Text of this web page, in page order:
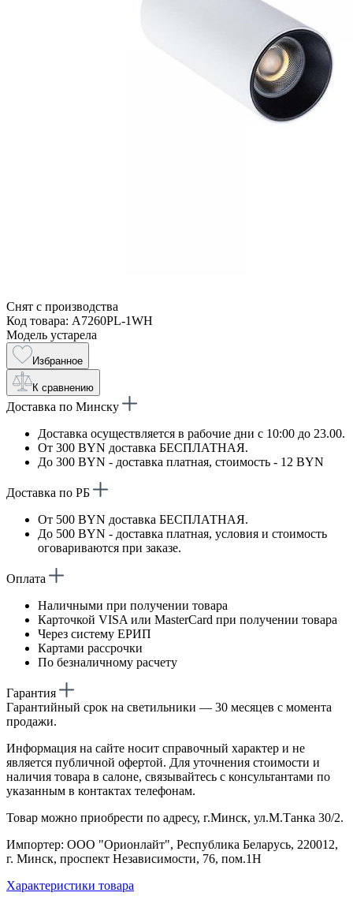
Снят с производства
Код товара: A7260PL-1WH
Модель устарела
Избранное
К сравнению
Доставка по Минску
Доставка осуществляется в рабочие дни с 10:00 до 23.00.
От 300 BYN доставка БЕСПЛАТНАЯ.
До 300 BYN - доставка платная, стоимость - 12 BYN
Доставка по РБ
От 500 BYN доставка БЕСПЛАТНАЯ.
До 500 BYN - доставка платная, условия и стоимость
оговариваются при заказе.
Оплата
Наличными при получении товара
Карточкой VISA или MasterCard при получении товара
Через систему ЕРИП
Картами рассрочки
По безналичному расчету
Гарантия
Гарантийный срок на светильники — 30 месяцев с момента
продажи.
Информация на сайте носит справочный характер и не
является публичной офертой. Для уточнения стоимости и
наличия товара в салоне, связывайтесь с консультантами по
указанным в контактах телефонам.
Товар можно приобрести по адресу, г.Минск, ул.М.Танка 30/2.
Импортер: ООО "Орионлайт", Республика Беларусь, 220012,
г. Минск, проспект Независимости, 76, пом.1Н
Характеристики товара